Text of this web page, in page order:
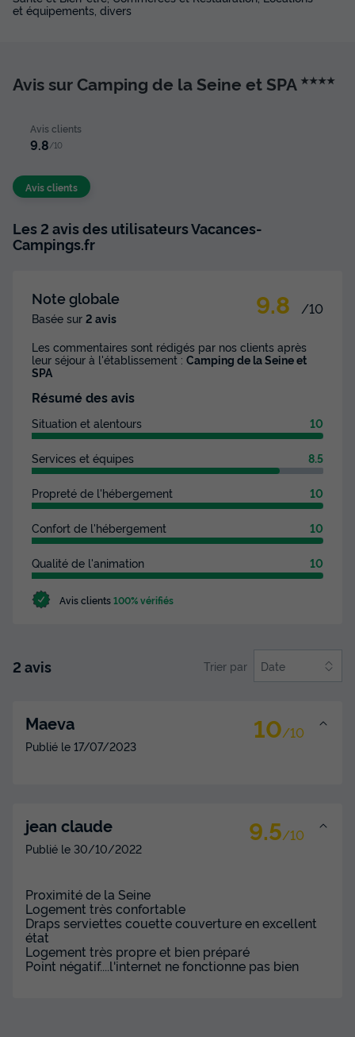
et équipements, divers
Avis sur Camping de la Seine et SPA ★★★★
Avis clients
9.8/10
Avis clients
Les 2 avis des utilisateurs Vacances-
Campings.fr
Note globale
Basée sur 2 avis 9.8 /10
Les commentaires sont rédigés par nos clients après
leur séjour à l'établissement : Camping de la Seine et
SPA
Résumé des avis
Situation et alentours 10
Services et équipes 8.5
Propreté de l'hébergement 10
Confort de l'hébergement 10
Qualité de l'animation 10
Avis clients100% vérifiés
2 avis Trier par Date
Maeva 10/10
Publié le 17/07/2023
jean claude 9.5/10
Publié le 30/10/2022
Proximité de la Seine
Logement très confortable
Draps serviettes couette couverture en excellent
état
Logement très propre et bien préparé
Point négatif....l'internet ne fonctionne pas bien